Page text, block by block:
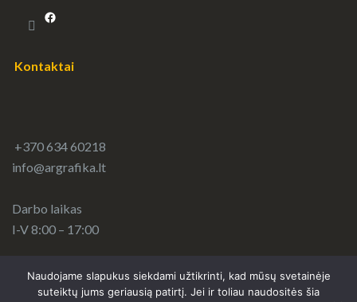
Kontaktai
+370 634 60218
info@argrafika.lt
Darbo laikas
I-V 8:00 – 17:00
0
Naudojame slapukus siekdami užtikrinti, kad mūsų svetainėje
suteiktų jums geriausią patirtį. Jei ir toliau naudositės šia